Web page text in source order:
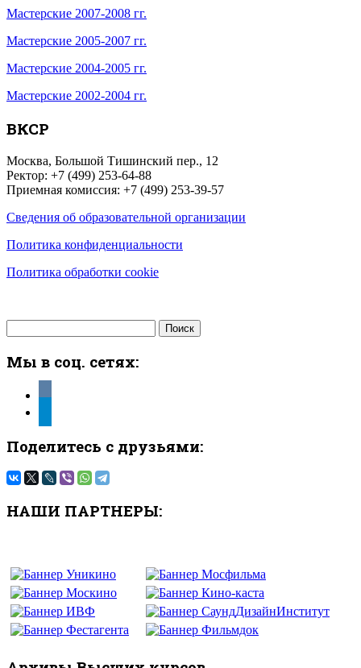
Мастерские 2007-2008 гг.
Мастерские 2005-2007 гг.
Мастерские 2004-2005 гг.
Мастерские 2002-2004 гг.
ВКСР
Москва, Большой Тишинский пер., 12
Ректор: +7 (499) 253-64-88
Приемная комиссия: +7 (499) 253-39-57
Сведения об образовательной организации
Политика конфиденциальности
Политика обработки cookie
Мы в соц. сетях:
Поделитесь с друзьями:
НАШИ ПАРТНЕРЫ: